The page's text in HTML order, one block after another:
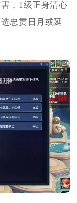
，1级正身清心
忠贯日月或延